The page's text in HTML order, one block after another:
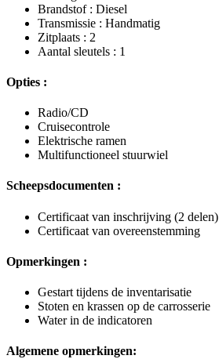
Brandstof : Diesel
Transmissie : Handmatig
Zitplaats : 2
Aantal sleutels : 1
Opties :
Radio/CD
Cruisecontrole
Elektrische ramen
Multifunctioneel stuurwiel
Scheepsdocumenten :
Certificaat van inschrijving (2 delen)
Certificaat van overeenstemming
Opmerkingen :
Gestart tijdens de inventarisatie
Stoten en krassen op de carrosserie
Water in de indicatoren
Algemene opmerkingen: